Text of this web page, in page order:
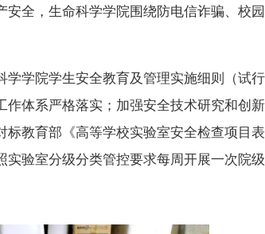
安全，生命科学学院围绕防电信诈骗、校
学学院学生安全教育及管理实施细则（试
作体系严格落实 ； 加强安全技术研究和创
标教育部《高等学校实验室安全检查项目
验室分级分类管控要求每周开展一次院